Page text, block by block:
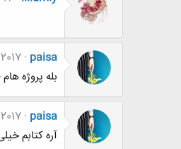
paisa
بله پروژه
paisa
آره کتابم